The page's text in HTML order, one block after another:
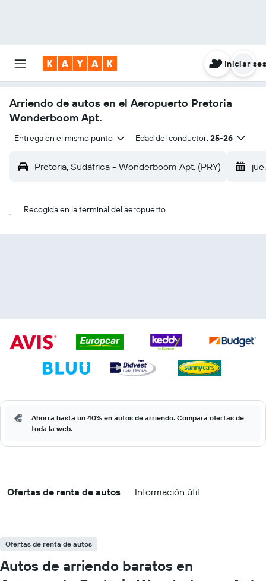
Iniciar
Arriendo de autos en el Aeropuerto Pretoria
Wonderboom Apt.
Entrega en el mismo punto Edad del conductor: 25-26
Pretoria, Sudáfrica - Wonderboom Apt. (PRY)
Recogida en la terminal del aeropuerto
Ahorra hasta un 40% en autos de arriendo. Compara ofertas de
toda la web.
Ofertas de renta de autos Información útil
Ofertas de renta de autos
Autos de arriendo baratos en